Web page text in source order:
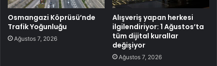
Osmangazi Köprüsü’nde
Trafik Yoğunluğu
Ağustos 7, 2026
Alışveriş yapan herkesi
ilgilendiriyor: 1 Ağustos’ta
tüm dijital kurallar
değişiyor
Ağustos 7, 2026